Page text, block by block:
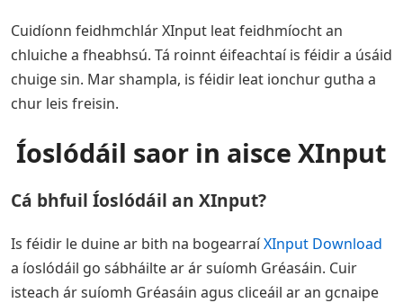
Cuidíonn feidhmchlár XInput leat feidhmíocht an
chluiche a fheabhsú. Tá roinnt éifeachtaí is féidir a úsáid
chuige sin. Mar shampla, is féidir leat ionchur gutha a
chur leis freisin.
Íoslódáil saor in aisce XInput
Cá bhfuil Íoslódáil an XInput?
Is féidir le duine ar bith na bogearraíXInput Download
a íoslódáil go sábháilte ar ár suíomh Gréasáin. Cuir
isteach ár suíomh Gréasáin agus cliceáil ar an gcnaipe